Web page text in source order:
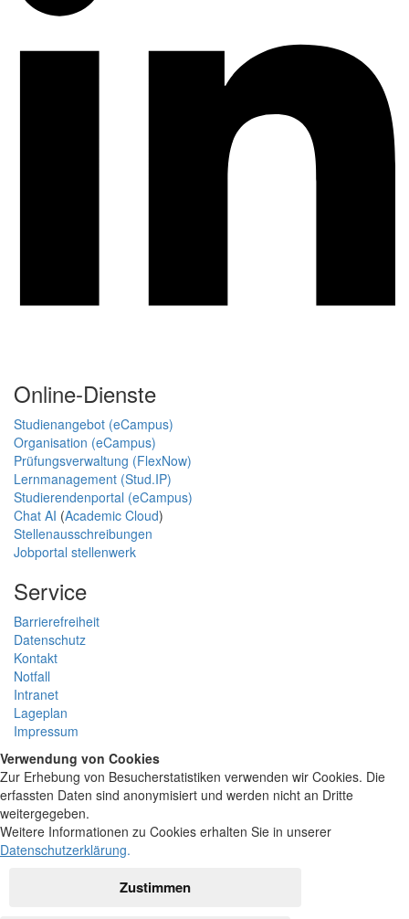
Online-Dienste
Studienangebot (eCampus)
Organisation (eCampus)
Prüfungsverwaltung (FlexNow)
Lernmanagement (Stud.IP)
Studierendenportal (eCampus)
Chat AI (Academic Cloud)
Stellenausschreibungen
Jobportal stellenwerk
Service
Barrierefreiheit
Datenschutz
Kontakt
Notfall
Intranet
Lageplan
Impressum
Verwendung von Cookies
Zur Erhebung von Besucherstatistiken verwenden wir Cookies. Die
erfassten Daten sind anonymisiert und werden nicht an Dritte
weitergegeben.
Weitere Informationen zu Cookies erhalten Sie in unserer
Datenschutzerklärung.
Zustimmen